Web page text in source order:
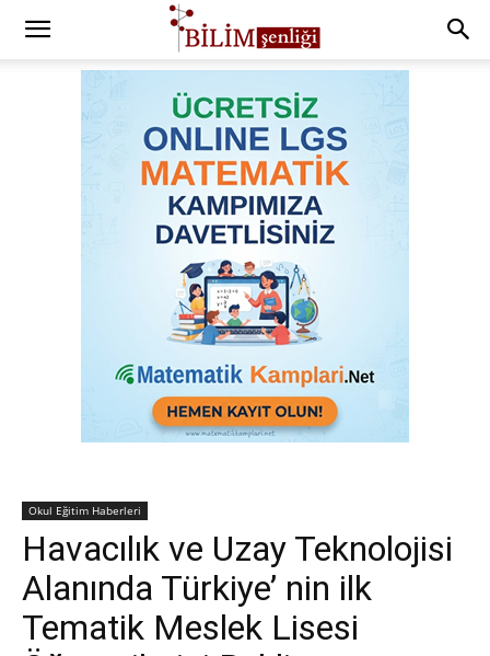
Okul Eğitim Haberleri
Havacılık ve Uzay Teknolojisi
Alanında Türkiye’ nin ilk
Tematik Meslek Lisesi